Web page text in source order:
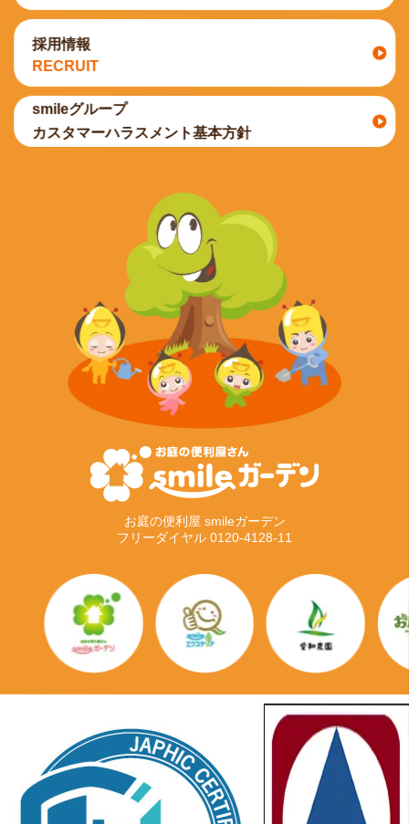
お庭の便利屋 smileガーデン
フリーダイヤル 0120-4128-11
採用情報
RECRUIT
smileグループ
カスタマーハラスメント基本方針